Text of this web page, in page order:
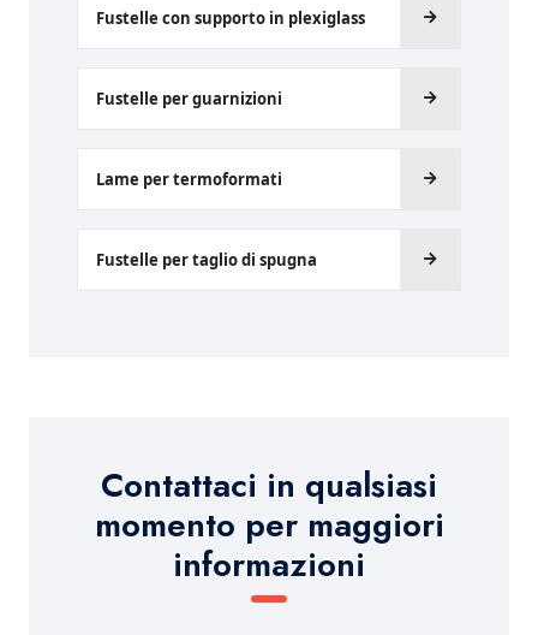
Fustelle con supporto in plexiglass
Fustelle per guarnizioni
Lame per termoformati
Fustelle per taglio di spugna
Contattaci in qualsiasi
momento per maggiori
informazioni